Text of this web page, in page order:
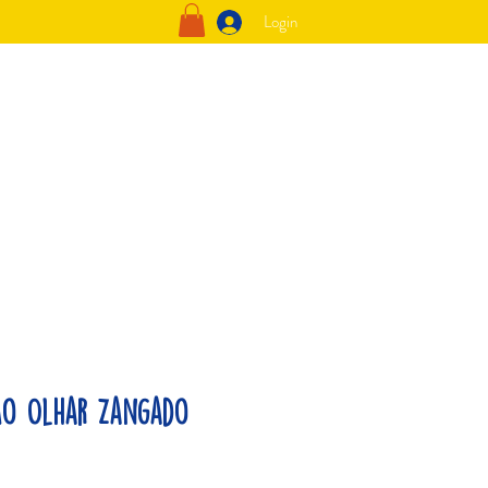
Login
Olhar Zangado